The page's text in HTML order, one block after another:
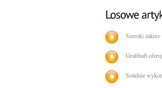
Szeroki
Grafihaft
Solidnie